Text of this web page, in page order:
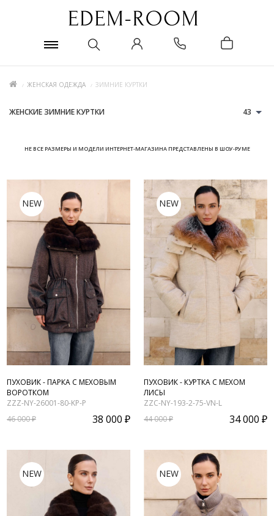
ЖЕНСКАЯ ОДЕЖДА ЗИМНИЕ КУРТКИ
ЖЕНСКИЕ ЗИМНИЕ КУРТКИ
НЕ ВСЕ РАЗМЕРЫ И МОДЕЛИ ИНТЕРНЕТ-МАГАЗИНА ПРЕДСТАВЛЕНЫ В ШОУ-РУМЕ
43
NEW
ПУХОВИК - ПАРКА С МЕХОВЫМ
ВОРОТКОМ
ZZZ-NY-26001-80-KP-P
46 000 ₽
38 000 ₽
NEW
ПУХОВИК - КУРТКА С МЕХОМ
ЛИСЫ
ZZC-NY-193-2-75-VN-L
44 000 ₽
34 000 ₽
NEW NEW